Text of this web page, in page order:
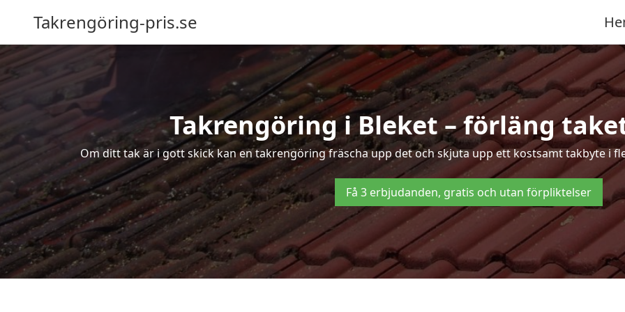
Takrengöring-pris.se
Takrengöring i Bleket – förläng
Om ditt tak är i gott skick kan en takrengöring fräscha upp det och skjuta upp ett kostsamt takbyte i
Få 3 erbjudanden, gratis och utan förpliktelser